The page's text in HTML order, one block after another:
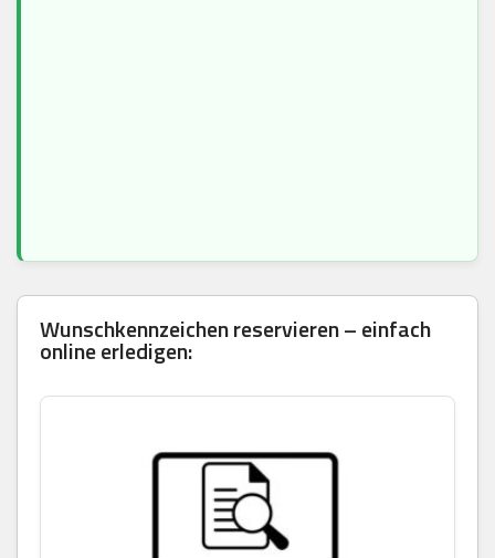
Wunschkennzeichen reservieren – einfach
online erledigen: